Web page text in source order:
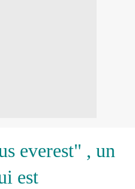
everest" , un
est